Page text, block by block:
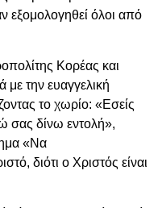
εξομολογηθεί όλοι από
Κορέας και
με την ευαγγελική
το χωρίο: «Εσείς
σας δίνω εντολή»,
«Να
διότι ο Χριστός είναι